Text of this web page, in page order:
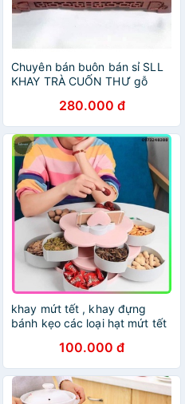
Chuyên bán buôn bán sỉ SLL
KHAY TRÀ CUỐN THƯ gỗ
KHUYẾN MÃI khay inox hứng
nước )
280.000 đ
khay mứt tết , khay đựng
bánh kẹo các loại hạt mứt tết
hình cánh hoa kèm giá đỡ
điện thoại
100.000 đ